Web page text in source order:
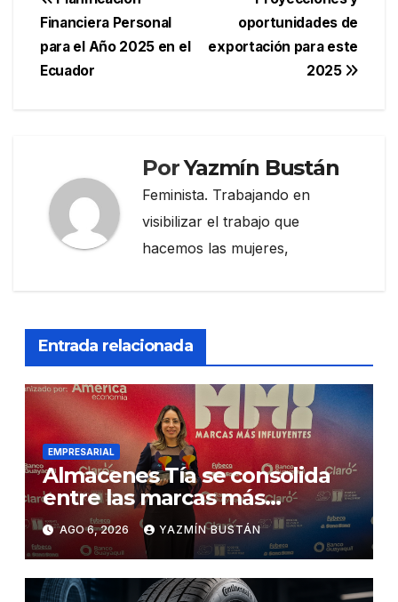
de
entradas
oportunidades de
exportación para este
2025
Financiera Personal
para el Año 2025 en el
Ecuador
PorYazmín Bustán
Feminista. Trabajando en
visibilizar el trabajo que
hacemos las mujeres,
Entrada relacionada
EMPRESARIAL
Almacenes Tía se consolida
entre las marcas más
influyentes del Ecuador
AGO 6, 2026 YAZMÍN BUSTÁN